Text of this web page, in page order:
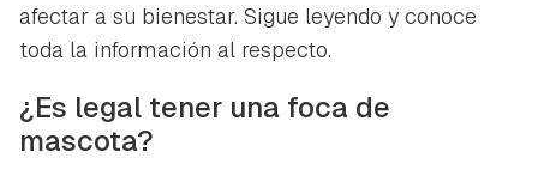
afectar a su bienestar. Sigue leyendo y conoce
toda la información al respecto.
¿Es legal tener una foca de
mascota?